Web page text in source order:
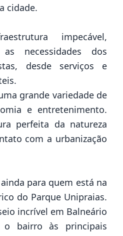
cidade.
impecável,
necessidades dos
desde serviços e
grande variedade de
e entretenimento.
perfeita da natureza
com a urbanização
para quem está na
do Parque Unipraias.
incrível em Balneário
o bairro às principais